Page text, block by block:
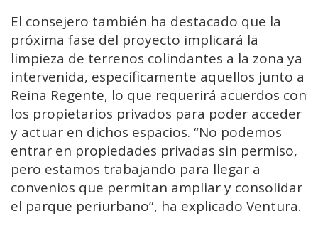
El consejero también ha destacado que la
próxima fase del proyecto implicará la
limpieza de terrenos colindantes a la zona ya
intervenida, específicamente aquellos junto a
Reina Regente, lo que requerirá acuerdos con
los propietarios privados para poder acceder
y actuar en dichos espacios. “No podemos
entrar en propiedades privadas sin permiso,
pero estamos trabajando para llegar a
convenios que permitan ampliar y consolidar
el parque periurbano”, ha explicado Ventura.